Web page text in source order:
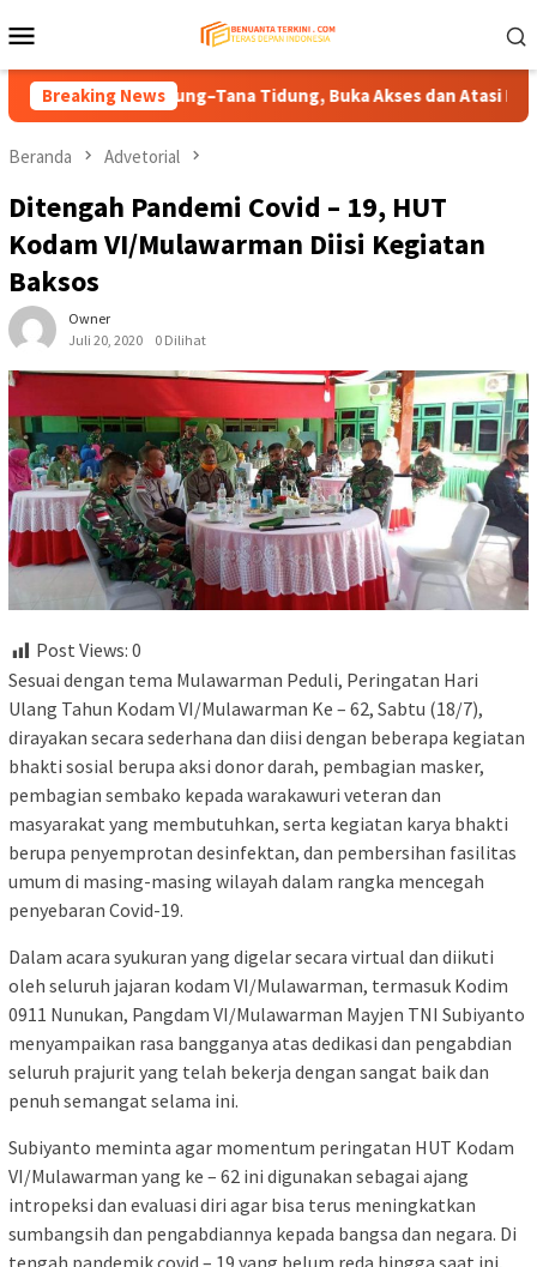
ke
Mobile
Breaking News
Sembakung–Tana Tidung, Buka Akses dan Atasi Banjir Wilayah
Beranda Advetorial
Ditengah Pandemi Covid – 19, HUT
Kodam VI/Mulawarman Diisi Kegiatan
Baksos
Owner
Juli 20, 2020
0 Dilihat
Post Views: 0
Sesuai dengan tema Mulawarman Peduli, Peringatan Hari
Ulang Tahun Kodam VI/Mulawarman Ke – 62, Sabtu (18/7),
dirayakan secara sederhana dan diisi dengan beberapa kegiatan
bhakti sosial berupa aksi donor darah, pembagian masker,
pembagian sembako kepada warakawuri veteran dan
masyarakat yang membutuhkan, serta kegiatan karya bhakti
berupa penyemprotan desinfektan, dan pembersihan fasilitas
umum di masing-masing wilayah dalam rangka mencegah
penyebaran Covid-19.
Dalam acara syukuran yang digelar secara virtual dan diikuti
oleh seluruh jajaran kodam VI/Mulawarman, termasuk Kodim
0911 Nunukan, Pangdam VI/Mulawarman Mayjen TNI Subiyanto
menyampaikan rasa bangganya atas dedikasi dan pengabdian
seluruh prajurit yang telah bekerja dengan sangat baik dan
penuh semangat selama ini.
Subiyanto meminta agar momentum peringatan HUT Kodam
VI/Mulawarman yang ke – 62 ini digunakan sebagai ajang
intropeksi dan evaluasi diri agar bisa terus meningkatkan
sumbangsih dan pengabdiannya kepada bangsa dan negara. Di
tengah pandemik covid – 19 yang belum reda hingga saat ini,